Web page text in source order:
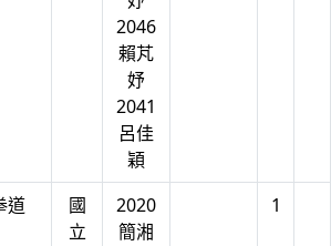
2046
賴芃
妤
2041
呂佳
穎
道
國
立
2020
簡湘
1